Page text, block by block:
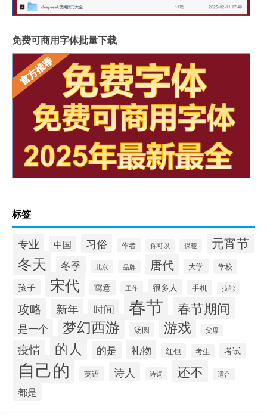
免费可商用字体批量下载
标签
专业 中国 习俗 作者 你可以 保暖 元宵节
冬天 冬季 北京 品牌 唐代 大学 学校
孩子 宋代 寓意 工作 很多人 手机 技能
攻略 新年 时间 春节 春节期间
是一个 梦幻西游 汤圆 游戏 父母
疫情 的人 的是 礼物 红包 考生 考试
自己的 英语 诗人 诗词 还不 适合
都是